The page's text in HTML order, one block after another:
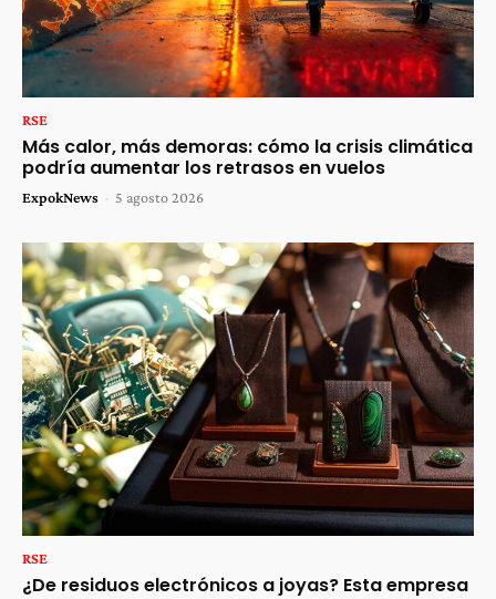
RSE
Más calor, más demoras: cómo la crisis climática
podría aumentar los retrasos en vuelos
ExpokNews - 5 agosto 2026
RSE
¿De residuos electrónicos a joyas? Esta empresa